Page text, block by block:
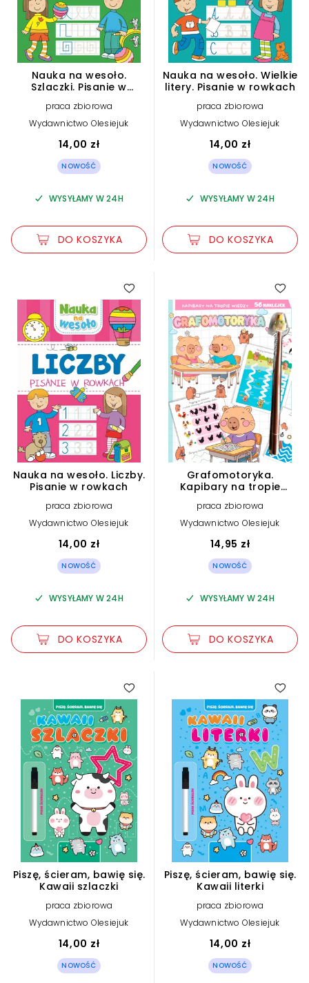
Nauka na wesoło.
Szlaczki. Pisanie w
praca zbiorowa
Wydawnictwo Olesiejuk
14,00 zł
NOWOŚĆ
WYSYŁAMY W 24H
DO KOSZYKA
Nauka na wesoło. Wielkie
litery. Pisanie w rowkach
praca zbiorowa
Wydawnictwo Olesiejuk
14,00 zł
NOWOŚĆ
WYSYŁAMY W 24H
DO KOSZYKA
Nauka na wesoło. Liczby.
Pisanie w rowkach
praca zbiorowa
Wydawnictwo Olesiejuk
14,00 zł
NOWOŚĆ
WYSYŁAMY W 24H
DO KOSZYKA
Grafomotoryka.
Kapibary na tropie
praca zbiorowa
Wydawnictwo Olesiejuk
14,95 zł
NOWOŚĆ
WYSYŁAMY W 24H
DO KOSZYKA
Piszę, ścieram, bawię się.
Kawaii szlaczki
praca zbiorowa
Wydawnictwo Olesiejuk
14,00 zł
NOWOŚĆ
Piszę, ścieram, bawię się.
Kawaii literki
praca zbiorowa
Wydawnictwo Olesiejuk
14,00 zł
NOWOŚĆ